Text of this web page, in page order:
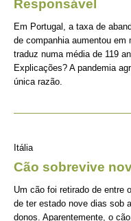
Responsável
Em Portugal, a taxa de
de companhia aumentou
traduz numa média de 119
Explicações? A pandemia
única razão.
Itália
Cão sobrevive
Um cão foi retirado de entre
de ter estado nove dias sob
donos. Aparentemente, o